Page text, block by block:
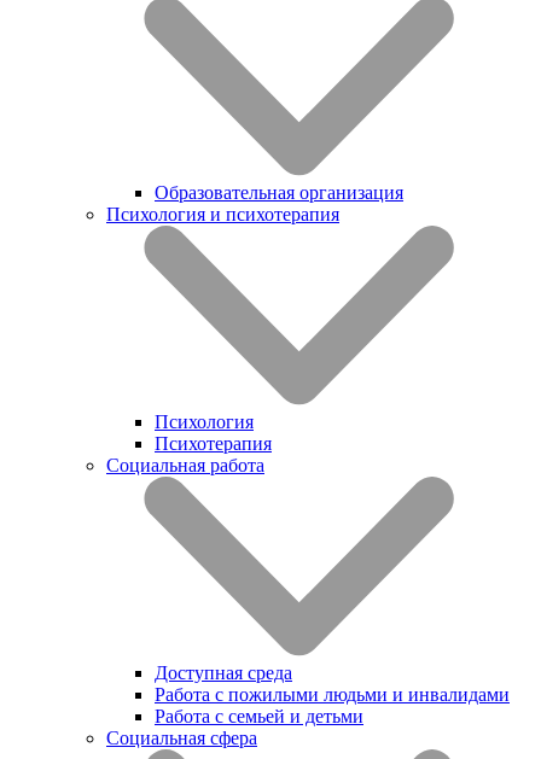
Образовательная организация
Психология и психотерапия
Психология
Психотерапия
Социальная работа
Доступная среда
Работа с пожилыми людьми и инвалидами
Работа с семьей и детьми
Социальная сфера